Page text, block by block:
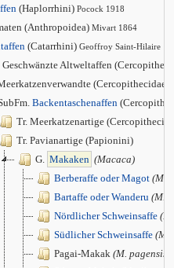
(Haplorrhini) Pocock 1918
(Anthropoidea) Mivart 1864
(Catarrhini) Geoffroy Saint-Hilaire
Geschwänzte Altweltaffen
(Cercopithecidae)
Backentaschenaffen
Tr. Meerkatzenartige
Tr. Pavianartige (Papionini)
G. Makaken (Macaca)
Berberaffe oder Magot (M.
Bartaffe oder Wanderu (M.
Nördlicher Schweinsaffe
Südlicher Schweinsaffe (M.
Pagai-Makak (M. pagensis)